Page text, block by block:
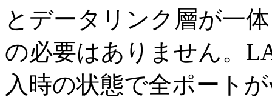
とデータリンク層が一
の必要はありません。
入時の状態で全ポート